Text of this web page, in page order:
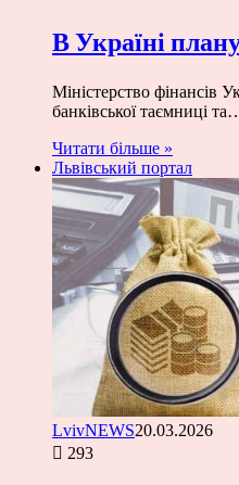
В Україні
Міністерство фінансів
банківської таємниці
Читати більше »
Львівський портал
LvivNEWS20.03.2026
293